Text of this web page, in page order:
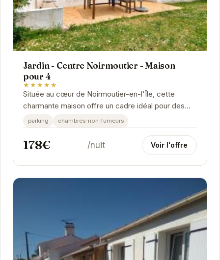
Jardin - Centre Noirmoutier - Maison
pour 4
★★★★★
Située au cœur de Noirmoutier-en-l'Île, cette
charmante maison offre un cadre idéal pour des
vacances relaxantes. Avec son jardin privé, vous...
parking chambres-non-fumeurs
178€ /nuit Voir l'offre